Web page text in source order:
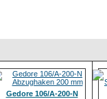
Gedore 106/A-200-N